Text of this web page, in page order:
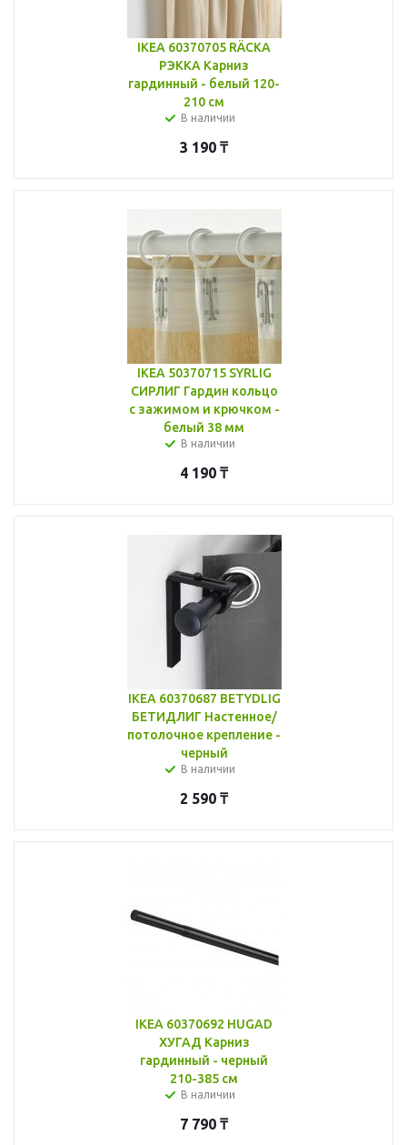
IKEA 60370705 RÄCKA
РЭККА Карниз
гардинный - белый 120-
210 см
В наличии
3 190 ₸
IKEA 50370715 SYRLIG
СИРЛИГ Гардин кольцо
с зажимом и крючком -
белый 38 мм
В наличии
4 190 ₸
IKEA 60370687 BETYDLIG
БЕТИДЛИГ Настенное/
потолочное крепление -
черный
В наличии
2 590 ₸
IKEA 60370692 HUGAD
ХУГАД Карниз
гардинный - черный
210-385 см
В наличии
7 790 ₸